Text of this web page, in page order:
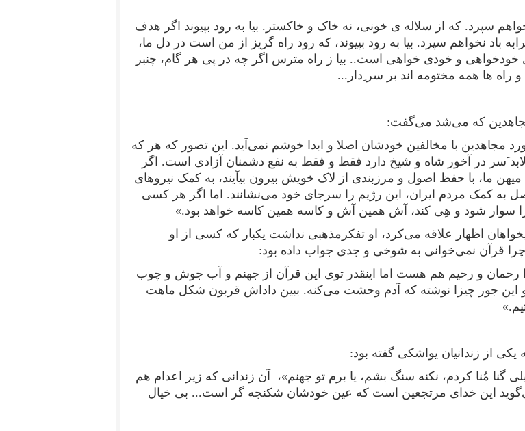
سپرد. که از سلاله ی خونی، نه خاک و خاکستر. بیا به رود بپیوند اگر هدف
باد نخواهم سپرد. بیا به رود بپیوند، که رود راه گریز از من است در دل ما،
خودخواهی و خودی خواهی است.. بیا ز راه مترس اگر چه در پی هر گام، چنبر
راه ها همه مختومه اند بر سر ِدار...
که می‌شد می‌گفت:
مجاهدین با مخالفین خودشان اصلا و ابدا خوشم نمی‌آید. این تصور که هر که
َسر در آخور شاه و شیخ دارد فقط و فقط به نفع دشمنان آزادی است. اگر
میهن ما، با حفظ اصول و مرزبندی از لاک خویش بیرون بیآیند، به کمک نیروهای
به کمک مردم ایران، این رژیم را سرجای خود می‌نشانند. اما اگر هر کسی
سوار شود و هِی کند، آش همین آش و کاسه همین کاسه خواهد بود.»
اظهار علاقه می‌کرد، او تفکرمذهبی نداشت یکبار که کسی از او
چرا قرآن نمی‌خوانی به شوخی و جدی جواب داده بود:
رحمان و رحیم هم هست اما اینقدر توی این قرآن از جهنم و آب جوش و چوب
این جور چیزا نوشته که آدم وحشت می‌کنه. ببین داداش قربون شکل ماهت
یکی از زندانیان یواشکی گفته بود:
گنا مُنا کردم، نکنه سنگ بشم، یا برم تو جهنم»، آن زندانی که زیر اعدام هم
این خدای مرتجعین است که عین خودشان شکنجه گر است... بی خیال